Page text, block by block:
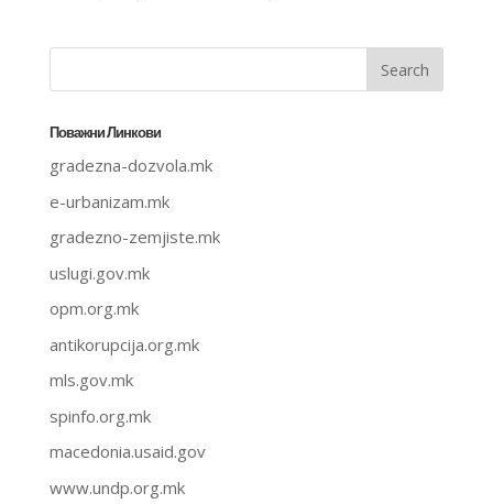
Поважни Линкови
gradezna-dozvola.mk
e-urbanizam.mk
gradezno-zemjiste.mk
uslugi.gov.mk
opm.org.mk
antikorupcija.org.mk
mls.gov.mk
spinfo.org.mk
macedonia.usaid.gov
www.undp.org.mk